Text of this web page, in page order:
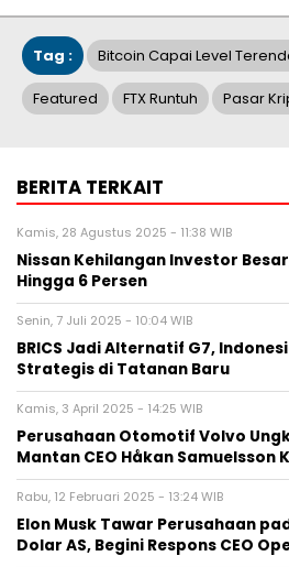
Tag : Bitcoin Capai Level
Featured FTX Runtuh Pasar
BERITA TERKAIT
Kamis, 28 Agustus 2025 - 11:38 WIB
Nissan Kehilangan Investor
Hingga 6 Persen
Senin, 7 Juli 2025 - 10:04 WIB
BRICS Jadi Alternatif G7,
Strategis di Tatanan Baru
Kamis, 3 April 2025 - 14:25 WIB
Perusahaan Otomotif Volvo
Mantan CEO Håkan Samuelsson
Rabu, 12 Februari 2025 - 13:24 WIB
Elon Musk Tawar Perusahaan
Dolar AS, Begini Respons CEO